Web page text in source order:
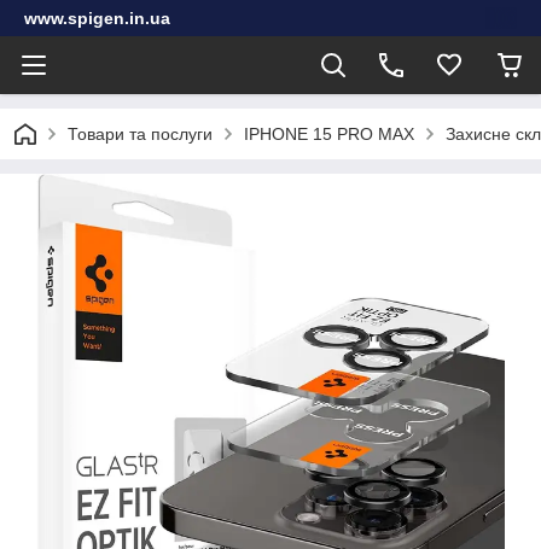
www.spigen.in.ua
Товари та послуги IPHONE 15 PRO MAX Захисне